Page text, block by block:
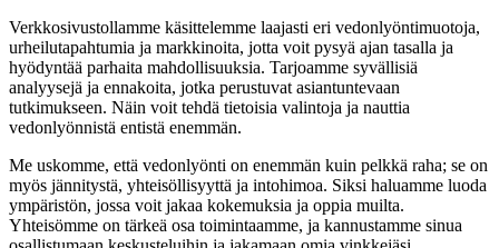
Verkkosivustollamme käsittelemme laajasti eri vedonlyöntimuotoja,
urheilutapahtumia ja markkinoita, jotta voit pysyä ajan tasalla ja
hyödyntää parhaita mahdollisuuksia. Tarjoamme syvällisiä
analyysejä ja ennakoita, jotka perustuvat asiantuntevaan
tutkimukseen. Näin voit tehdä tietoisia valintoja ja nauttia
vedonlyönnistä entistä enemmän.
Me uskomme, että vedonlyönti on enemmän kuin pelkkä raha; se on
myös jännitystä, yhteisöllisyyttä ja intohimoa. Siksi haluamme luoda
ympäristön, jossa voit jakaa kokemuksia ja oppia muilta.
Yhteisömme on tärkeä osa toimintaamme, ja kannustamme sinua